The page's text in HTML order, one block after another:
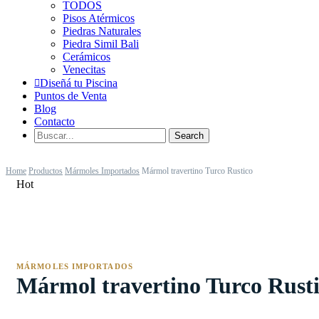
TODOS
Pisos Atérmicos
Piedras Naturales
Piedra Simil Bali
Cerámicos
Venecitas
Diseñá tu Piscina
Puntos de Venta
Blog
Contacto
Home Productos Mármoles Importados Mármol travertino Turco Rustico
Hot
MÁRMOLES IMPORTADOS
Mármol travertino Turco